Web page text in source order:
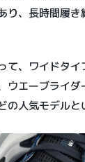
り、長時間履き
て、ワイドタ
ウエーブライダ
の人気モデルと